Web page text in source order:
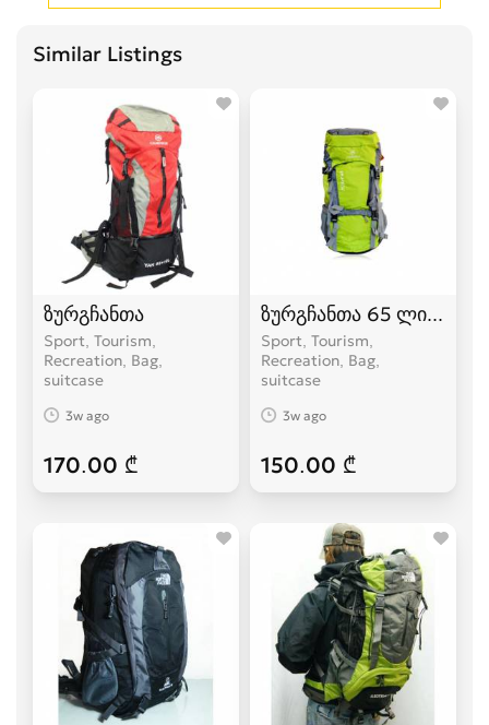
Similar Listings
ზურგჩანთა
Sport, Tourism,
Recreation, Bag,
suitcase
3w ago
170.00 ₾
ზურგჩანთა 65
Sport, Tourism,
Recreation, Bag,
suitcase
3w ago
150.00 ₾